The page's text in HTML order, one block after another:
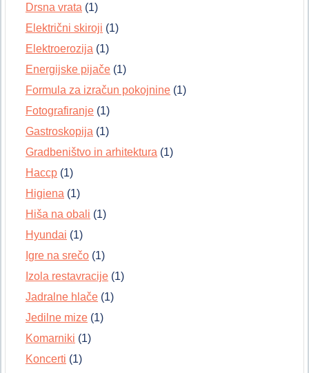
Drsna vrata (1)
Električni skiroji (1)
Elektroerozija (1)
Energijske pijače (1)
Formula za izračun pokojnine (1)
Fotografiranje (1)
Gastroskopija (1)
Gradbeništvo in arhitektura (1)
Haccp (1)
Higiena (1)
Hiša na obali (1)
Hyundai (1)
Igre na srečo (1)
Izola restavracije (1)
Jadralne hlače (1)
Jedilne mize (1)
Komarniki (1)
Koncerti (1)